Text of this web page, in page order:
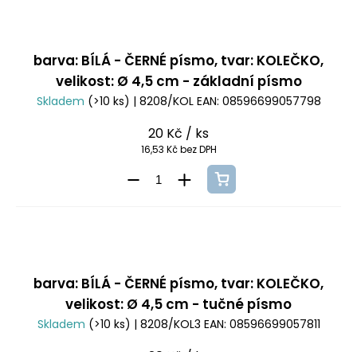
barva: BÍLÁ - ČERNÉ písmo, tvar: KOLEČKO,
velikost: Ø 4,5 cm - základní písmo
Skladem (>10 ks) | 8208/KOL EAN: 08596699057798
20 Kč / ks
16,53 Kč bez DPH
barva: BÍLÁ - ČERNÉ písmo, tvar: KOLEČKO,
velikost: Ø 4,5 cm - tučné písmo
Skladem (>10 ks) | 8208/KOL3 EAN: 08596699057811